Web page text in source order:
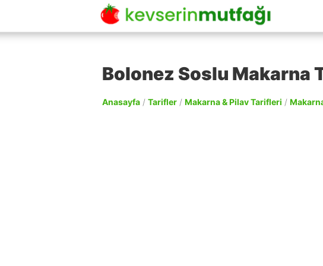
Bolonez Soslu Makarna
Anasayfa / Tarifler / Makarna & Pilav Tarifleri /